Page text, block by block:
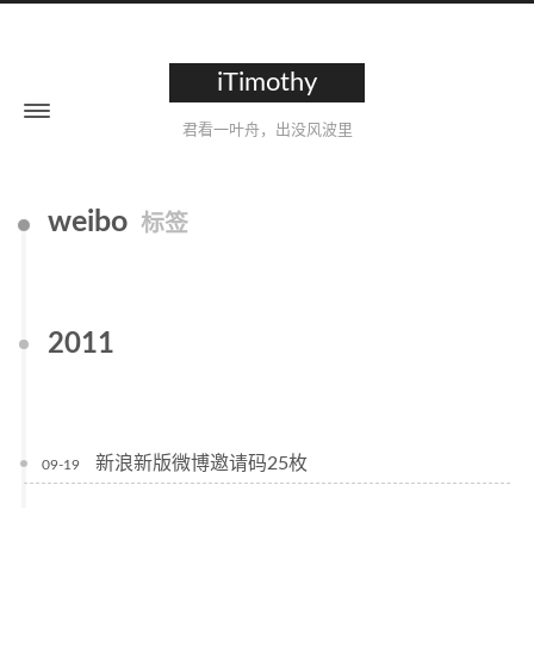
iTimothy
君看一叶舟，出没风波里
weibo 标签
2011
09-19 新浪新版微博邀请码25枚